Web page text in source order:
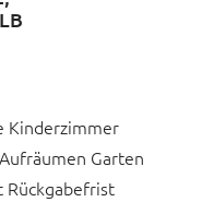
Kinderzimmer
Garten
Rückgabefrist